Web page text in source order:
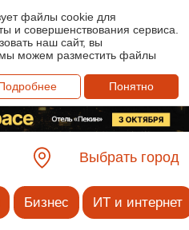
файлы cookie для
и совершенствования сервиса.
наш сайт, вы
мы можем разместить файлы
Понятно
Выбрать город
Бизнес ИТ и интернет